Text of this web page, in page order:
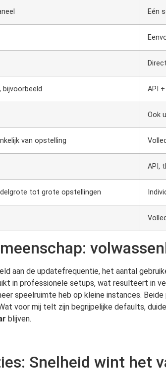
Eén
API
Ook
van opstelling
API,
tot grote opstellingen
aan de updatefrequentie, het aantal
in professionele setups, wat resulteert in
speelruimte heb op kleine instances.
voor mij telt zijn begrijpelijke defaults,
blijven.
Snelheid wint het